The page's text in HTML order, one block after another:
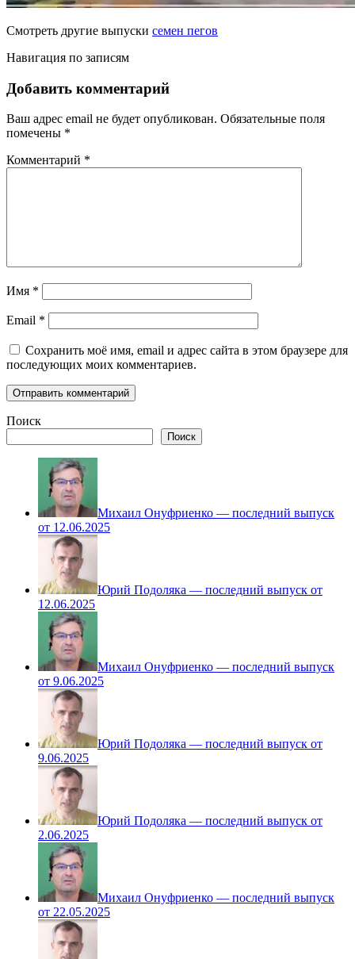
Смотреть другие выпуски семен пегов
Навигация по записям
Добавить комментарий
Ваш адрес email не будет опубликован. Обязательные поля
помечены *
Комментарий *
Имя *
Email *
Сохранить моё имя, email и адрес сайта в этом браузере для
последующих моих комментариев.
Поиск
Поиск
Михаил Онуфриенко — последний выпуск
от 12.06.2025
Юрий Подоляка — последний выпуск от
12.06.2025
Михаил Онуфриенко — последний выпуск
от 9.06.2025
Юрий Подоляка — последний выпуск от
9.06.2025
Юрий Подоляка — последний выпуск от
2.06.2025
Михаил Онуфриенко — последний выпуск
от 22.05.2025